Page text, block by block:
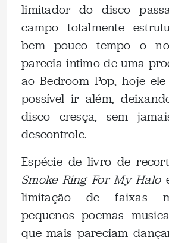
limitador do disco
campo totalmente
bem pouco tempo o
parecia íntimo de uma
ao Bedroom Pop, hoje
possível ir além,
disco cresça, sem
descontrole.
Espécie de livro de
Smoke Ring For My Halo
limitação de faixas
pequenos poemas
que mais pareciam